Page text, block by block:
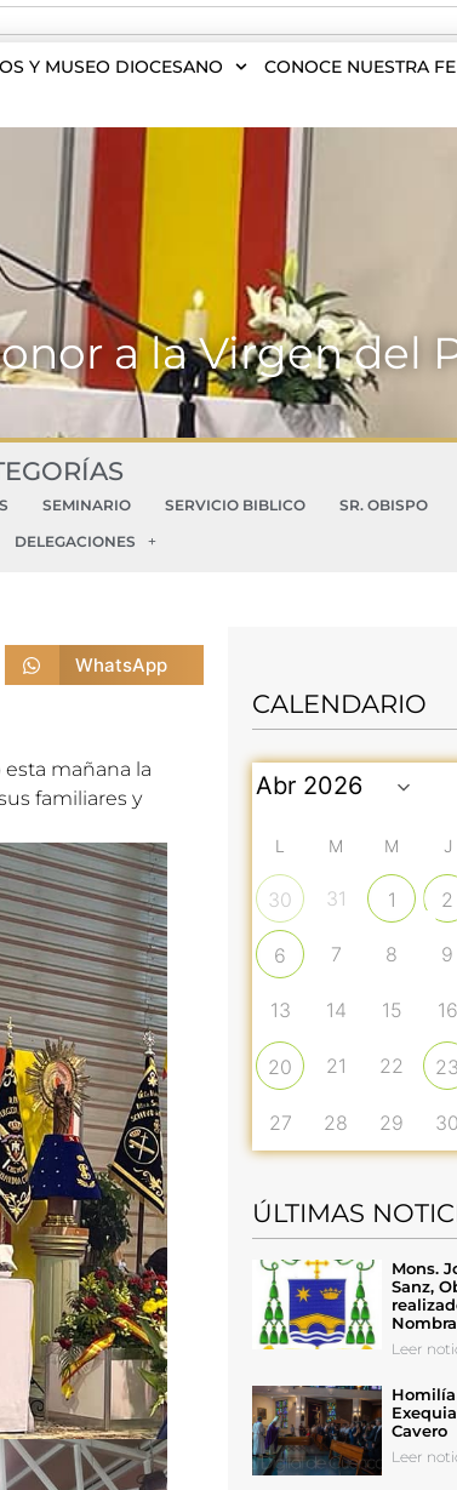
Y MUSEO DIOCESANO CONOCE NUESTRA FE
a la Virgen del
SEMINARIO SERVICIO BIBLICO SR. OBISPO
DELEGACIONES
WhatsApp
mañana la
familiares y
CALENDARIO
L M M J
30 31 1 2
6 7 8 9
13 14 15 16
20 21 22 23
27 28 29 30
ÚLTIMAS
Mons.
Sanz,
Leer
Cavero
Leer